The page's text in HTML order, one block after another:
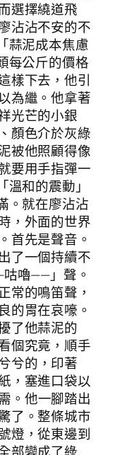
選擇繞道飛
沾沾不安的不
蒜泥成本焦慮
每公斤的價格
樣下去，他引
為繼。他拿著
光芒的小銀
顏色介於灰綠
被他照顧得像
要用手指彈一
和的震動」
。就在廖沾沾
，外面的世界
首先是聲音。
了一個持續不
嚕——」聲。
常的鳴笛聲，
的胃在哀嚎。
了他蒜泥的
個究竟，順手
兮的，印著
，塞進口袋以
。他一腳踏出
了。整條城市
燈，從東邊到